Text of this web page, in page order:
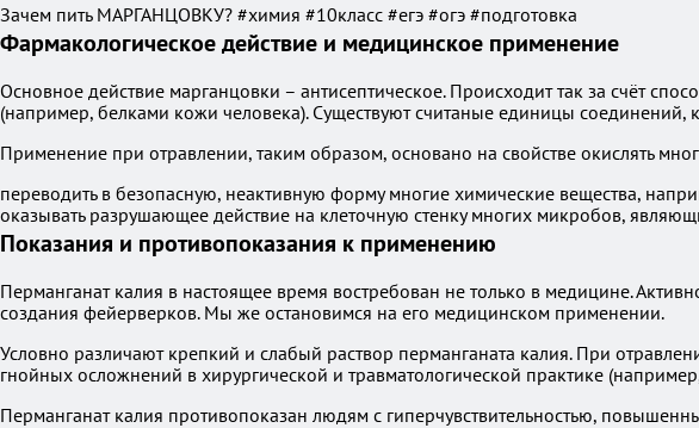
Зачем пить МАРГАНЦОВКУ? #химия #10класс #егэ #огэ #подготовка
Фармакологическое действие и медицинское применение
Основное действие марганцовки – антисептическое. Происходит так за счёт
(например, белками кожи человека). Существуют считаные единицы
Применение при отравлении, таким образом, основано на свойстве окислять
переводить в безопасную, неактивную форму многие химические вещества,
оказывать разрушающее действие на клеточную стенку многих микробов,
Показания и противопоказания к применению
Перманганат калия в настоящее время востребован не только в медицине.
создания фейерверков. Мы же остановимся на его медицинском применении.
Условно различают крепкий и слабый раствор перманганата калия. При
гнойных осложнений в хирургической и травматологической практике
Перманганат калия противопоказан людям с гиперчувствительностью,